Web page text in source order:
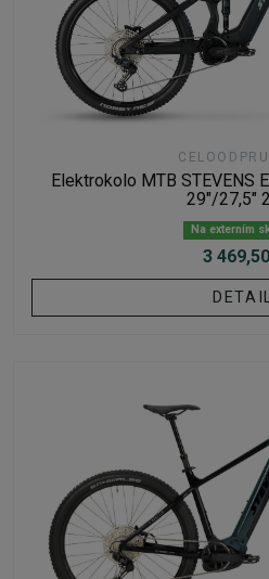
Elektrokolo MTB STEVENS
29"/27,5"
Na externím
3